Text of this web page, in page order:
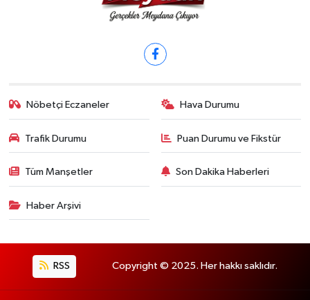
Nöbetçi Eczaneler Hava Durumu
Trafik Durumu Puan Durumu ve Fikstür
Tüm Manşetler Son Dakika Haberleri
Haber Arşivi
RSS Copyright © 2025. Her hakkı saklıdır.